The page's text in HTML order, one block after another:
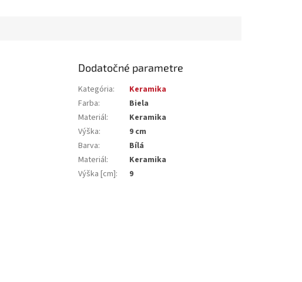
Dodatočné parametre
Kategória:
Keramika
Farba:
Biela
Materiál:
Keramika
Výška:
9 cm
Barva:
Bílá
Materiál:
Keramika
Výška [cm]: 9